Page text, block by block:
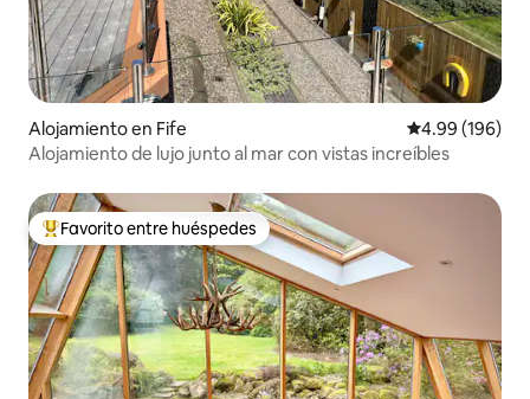
Alojamiento en Fife Calificación
4.99 (196)
Alojamiento de lujo junto al mar con vistas increíbles
Favorito entre huéspedes preferido
Favorito entre huéspedes